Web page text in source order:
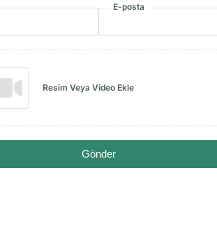
E-posta
Resim Veya Video Ekle
Gönder